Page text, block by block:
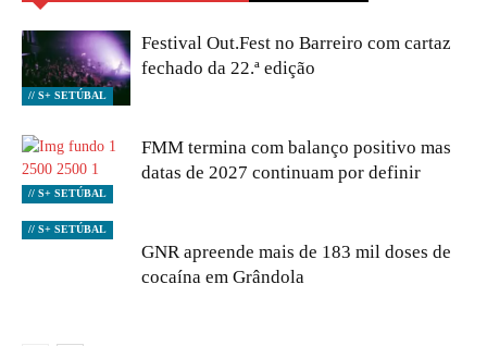
// S+ SETÚBAL
Festival Out.Fest no Barreiro com cartaz
fechado da 22.ª edição
// S+ SETÚBAL
FMM termina com balanço positivo mas
datas de 2027 continuam por definir
// S+ SETÚBAL
GNR apreende mais de 183 mil doses de
cocaína em Grândola